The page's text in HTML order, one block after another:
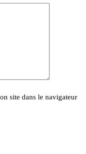
site dans le navigateur